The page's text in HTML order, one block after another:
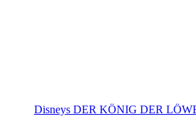
Disneys DER KÖNIG DER